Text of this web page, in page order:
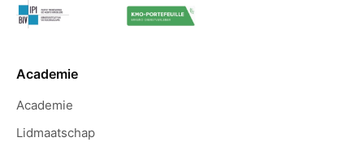
Academie
Academie
Lidmaatschap